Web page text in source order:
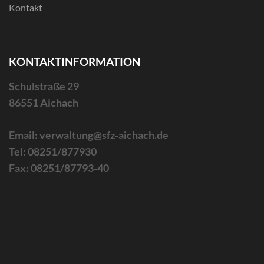
Kontakt
KONTAKTINFORMATION
Schulstraße 29
86551 Aichach
Email: verwaltung@sfz-aichach.de
Tel: 08251/877930
Fax: 08251/87793-40